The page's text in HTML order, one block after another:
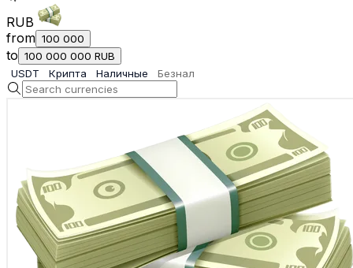
RUB
from 100 000
to 100 000 000 RUB
USDT
Крипта Наличные Безнал